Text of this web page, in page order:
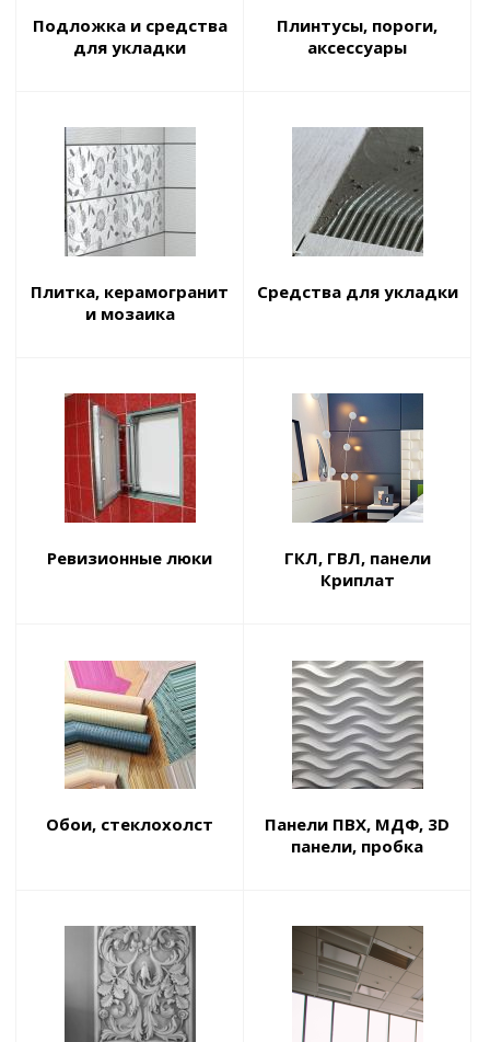
Подложка и средства
для укладки
Плинтусы, пороги,
аксессуары
Плитка, керамогранит
и мозаика
Средства для укладки
Ревизионные люки
ГКЛ, ГВЛ, панели
Криплат
Обои, стеклохолст
Панели ПВХ, МДФ, 3D
панели, пробка